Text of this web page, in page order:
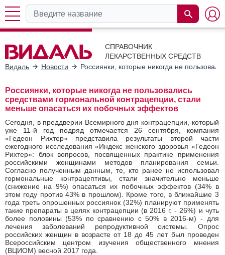
СПРАВОЧНИК
ЛЕКАРСТВЕННЫХ СРЕДСТВ
Видаль
Новости Россиянки, которые никогда не
Россиянки, которые никогда не пользовались
средствами гормональной контрацепции, стали
меньше опасаться их побочных эффектов
Сегодня, в преддверии Всемирного дня контрацепции, который
уже 11-й год подряд отмечается 26 сентября, компания
«Гедеон Рихтер» представила результаты второй части
ежегодного исследования «Индекс женского здоровья «Гедеон
Рихтер»: блок вопросов, посвященных практике применения
российскими женщинами методов планирования семьи.
Согласно полученным данным, те, кто ранее не использовал
гормональные контрацептивы, стали значительно меньше
(снижение на 9%) опасаться их побочных эффектов (34% в
этом году против 43% в прошлом). Кроме того, в ближайшие 3
года треть опрошенных россиянок (32%) планируют применять
такие препараты в целях контрацепции (в 2016 г. - 26%) и чуть
более половины (53% по сравнению с 50% в 2016-м) - для
лечения заболеваний репродуктивной системы. Опрос
российских женщин в возрасте от 18 до 45 лет был проведен
Всероссийским центром изучения общественного мнения
(ВЦИОМ) весной 2017 года.